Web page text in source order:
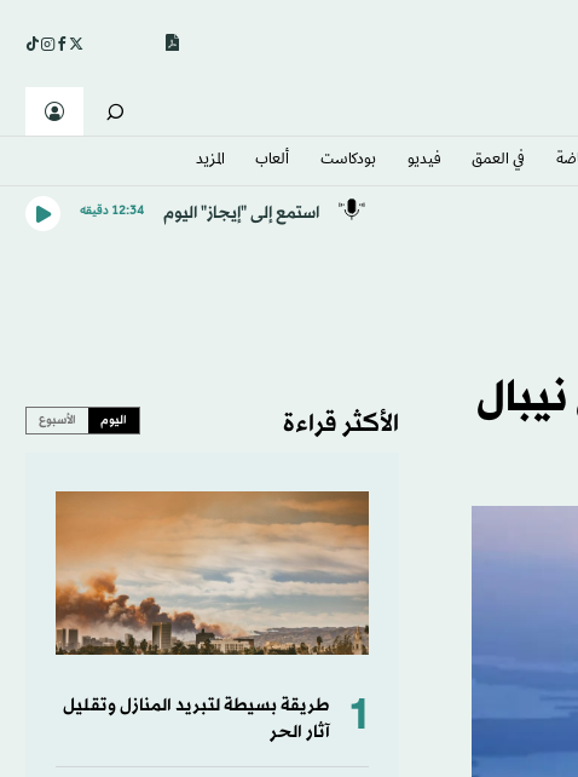
في العمق فيديو بودكاست ألعاب المزيد
استمع إلى "إيجاز" اليوم 12:34 دقيقه
الأكثر قراءة اليوم الأسبوع
1
طريقة بسيطة لتبريد المنازل وتقليل
آثار الحر